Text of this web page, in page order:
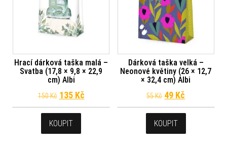
Hrací dárková taška malá –
Svatba (17,8 × 9,8 × 22,9
cm) Albi
150Kč Původní cena byla: 150 Kč.
135 KčAktuální cena je: 135 Kč.
KOUPIT
Dárková taška velká –
Neonové květiny (26 × 12,7
× 32,4 cm) Albi
55Kč Původní cena
49 Kč
KOUPIT